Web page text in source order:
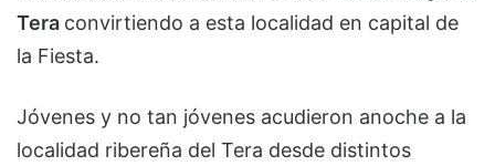
Tera convirtiendo a esta localidad en capital de
la Fiesta.
Jóvenes y no tan jóvenes acudieron anoche a la
localidad ribereña del Tera desde distintos